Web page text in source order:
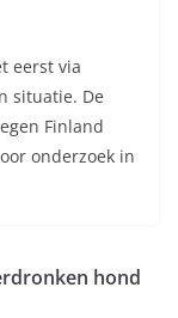
eerst via
situatie. De
Finland
onderzoek in
hond